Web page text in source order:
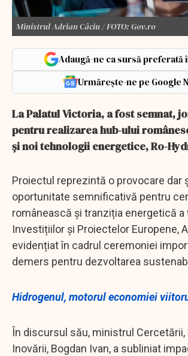
Ministrul Adrian Câciu / FOTO: Gov.ro
Adaugă-ne ca sursă preferată
Urmărește-ne pe Google
La Palatul Victoria, a fost semnat,
pentru realizarea hub-ului
și noi tehnologii energetice, Ro-
Proiectul reprezintă o provocare dar
oportunitate semnificativă pentru
românească și tranziția energetică a
Investițiilor și Proiectelor Europene,
evidențiat în cadrul ceremoniei
demers pentru dezvoltarea
Hidrogenul, motorul economiei
În discursul său, ministrul Cercetării,
Inovării, Bogdan Ivan, a subliniat